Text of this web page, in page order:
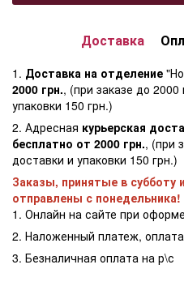
Доставка
1. Доставка на отделение
2000 грн., (при заказе до
упаковки 150 грн.)
2. Адресная курьерская
бесплатно от 2000 грн., (при
доставки и упаковки 150 грн.)
Заказы, принятые в субботу
отправлены с понедельника!
1. Онлайн на сайте при
2. Наложенный платеж,
3. Безналичная оплата на р\с